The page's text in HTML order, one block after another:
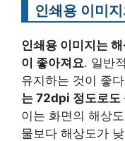
인쇄용 이미
인쇄용 이미지는
이 좋아져요. 일반
유지하는 것이 좋
는 72dpi 정도로도
이는 화면의 해상
물보다 해상도가